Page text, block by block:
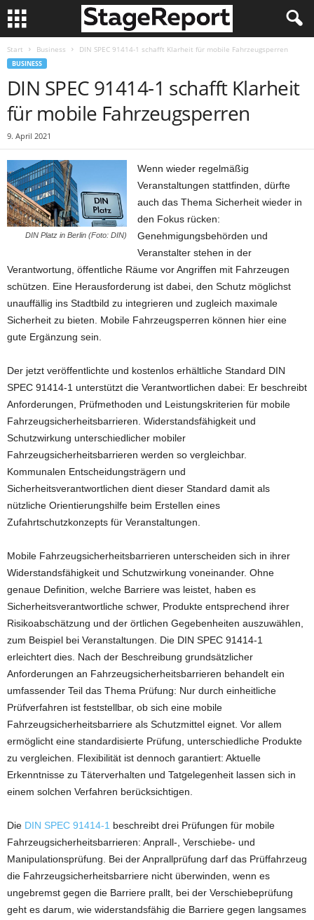
Start Business DIN SPEC 91414-1 schafft Klarheit für mobile Fahrzeugsperren
BUSINESS
DIN SPEC 91414-1 schafft Klarheit
für mobile Fahrzeugsperren
9. April 2021
DIN Platz in Berlin (Foto: DIN)
Wenn wieder regelmäßig
Veranstaltungen stattfinden, dürfte
auch das Thema Sicherheit wieder in
den Fokus rücken:
Genehmigungsbehörden und
Veranstalter stehen in der
Verantwortung, öffentliche Räume vor Angriffen mit Fahrzeugen
schützen. Eine Herausforderung ist dabei, den Schutz möglichst
unauffällig ins Stadtbild zu integrieren und zugleich maximale
Sicherheit zu bieten. Mobile Fahrzeugsperren können hier eine
gute Ergänzung sein.
Der jetzt veröffentlichte und kostenlos erhältliche Standard DIN
SPEC 91414-1 unterstützt die Verantwortlichen dabei: Er beschreibt
Anforderungen, Prüfmethoden und Leistungskriterien für mobile
Fahrzeugsicherheitsbarrieren. Widerstandsfähigkeit und
Schutzwirkung unterschiedlicher mobiler
Fahrzeugsicherheitsbarrieren werden so vergleichbar.
Kommunalen Entscheidungsträgern und
Sicherheitsverantwortlichen dient dieser Standard damit als
nützliche Orientierungshilfe beim Erstellen eines
Zufahrtschutzkonzepts für Veranstaltungen.
Mobile Fahrzeugsicherheitsbarrieren unterscheiden sich in ihrer
Widerstandsfähigkeit und Schutzwirkung voneinander. Ohne
genaue Definition, welche Barriere was leistet, haben es
Sicherheitsverantwortliche schwer, Produkte entsprechend ihrer
Risikoabschätzung und der örtlichen Gegebenheiten auszuwählen,
zum Beispiel bei Veranstaltungen. Die DIN SPEC 91414-1
erleichtert dies. Nach der Beschreibung grundsätzlicher
Anforderungen an Fahrzeugsicherheitsbarrieren behandelt ein
umfassender Teil das Thema Prüfung: Nur durch einheitliche
Prüfverfahren ist feststellbar, ob sich eine mobile
Fahrzeugsicherheitsbarriere als Schutzmittel eignet. Vor allem
ermöglicht eine standardisierte Prüfung, unterschiedliche Produkte
zu vergleichen. Flexibilität ist dennoch garantiert: Aktuelle
Erkenntnisse zu Täterverhalten und Tatgelegenheit lassen sich in
einem solchen Verfahren berücksichtigen.
Die DIN SPEC 91414-1 beschreibt drei Prüfungen für mobile
Fahrzeugsicherheitsbarrieren: Anprall-, Verschiebe- und
Manipulationsprüfung. Bei der Anprallprüfung darf das Prüffahrzeug
die Fahrzeugsicherheitsbarriere nicht überwinden, wenn es
ungebremst gegen die Barriere prallt, bei der Verschiebeprüfung
geht es darum, wie widerstandsfähig die Barriere gegen langsames